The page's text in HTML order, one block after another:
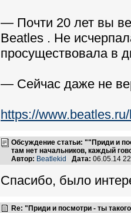
— Почти 20 лет вы
Beatles . Не
просуществовала в
­— Сейчас даже не
https://
Обсуждение статьи: ""Приди и
там нет начальников, каждый
Автор: Beatlekid Дата: 06.05.14
Спасибо, было
Re: "Приди и посмотри - ты